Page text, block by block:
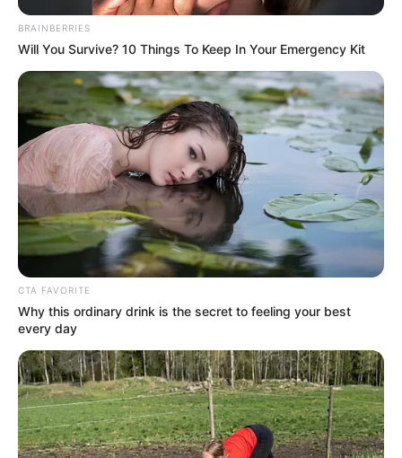
2. Wanita yang ceria, berbakat dan ramah
BRAINBERRIES
Will You Survive? 10 Things To Keep In Your Emergency Kit
CTA FAVORITE
Why this ordinary drink is the secret to feeling your best
every day